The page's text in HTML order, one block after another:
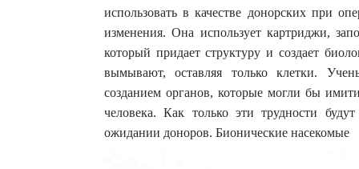
использовать в качестве донорских при
изменения. Она использует картриджи,
который придает структуру и создает
вымывают, оставляя только клетки.
созданием органов, которые могли бы
человека. Как только эти трудности
ожидании доноров. Бионические насекомые